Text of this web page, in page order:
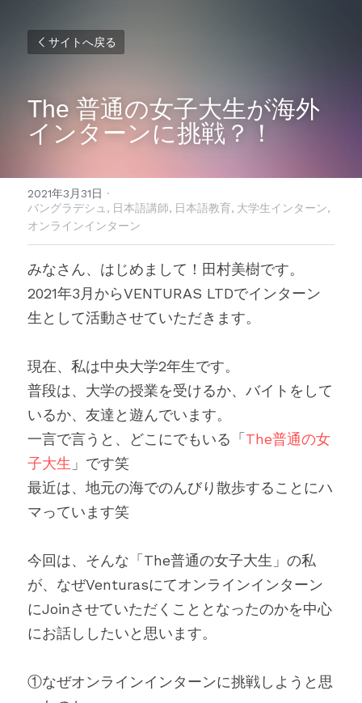
サイトへ戻る
The 普通の女子大生が海外
インターンに挑戦？！
2021年3月31日 ·
バングラデシュ, 日本語講師, 日本語教育, 大学生インターン,
オンラインインターン
みなさん、はじめまして！田村美樹です。
2021年3月からVENTURAS LTDでインターン
生として活動させていただきます。
現在、私は中央大学2年生です。
普段は、大学の授業を受けるか、バイトをして
いるか、友達と遊んでいます。
一言で言うと、どこにでもいる「 The普通の女
子大生 」です笑
最近は、地元の海でのんびり散歩することにハ
マっています笑
今回は、そんな「The普通の女子大生」の私
が、なぜVenturasにてオンラインインターン
にJoinさせていただくこととなったのかを中心
にお話ししたいと思います。
①なぜオンラインインターンに挑戦しようと思